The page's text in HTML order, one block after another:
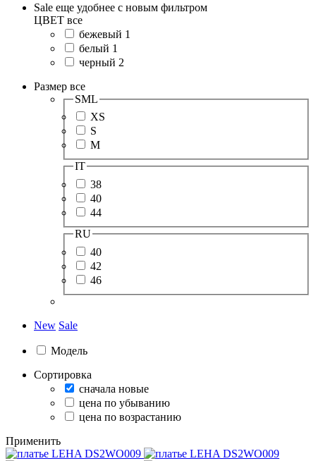
Sale еще удобнее с новым фильтром
ЦВЕТ все
бежевый 1
белый 1
черный 2
Размер все
SML
XS
S
M
IT
38
40
44
RU
40
42
46
New Sale
Модель
Сортировка
сначала новые
цена по убыванию
цена по возрастанию
Применить